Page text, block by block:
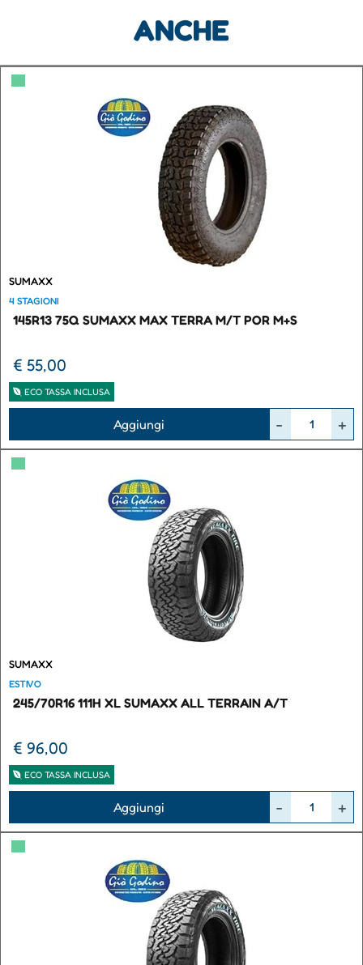
ANCHE
▀
SUMAXX
4 STAGIONI
145R13 75Q SUMAXX MAX TERRA M/T POR M+S
€ 55,00
ECO TASSA INCLUSA
Aggiungi
▀
SUMAXX
ESTIVO
245/70R16 111H XL SUMAXX ALL TERRAIN A/T
€ 96,00
ECO TASSA INCLUSA
Aggiungi
▀